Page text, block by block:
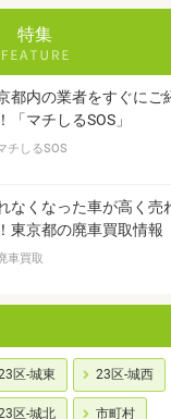
特集
都内の業者をすぐにご
「マチしるSOS」
チしるSOS
なくなった車が高く売
東京都の廃車買取情報
車買取
区-城東 23区-城西
区-城北 市町村